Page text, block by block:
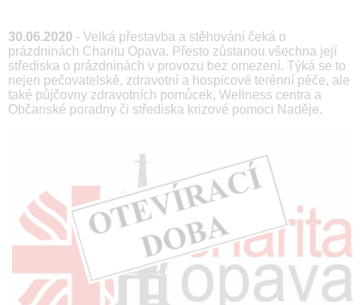
30.06.2020 - Velká přestavba a stěhování čeká o
prázdninách Charitu Opava. Přesto zůstanou všechna její
střediska o prázdninách v provozu bez omezení. Týká se to
nejen pečovatelské, zdravotní a hospicové terénní péče, ale
také půjčovny zdravotních pomůcek, Wellness centra a
Občanské poradny či střediska krizové pomoci Naděje.